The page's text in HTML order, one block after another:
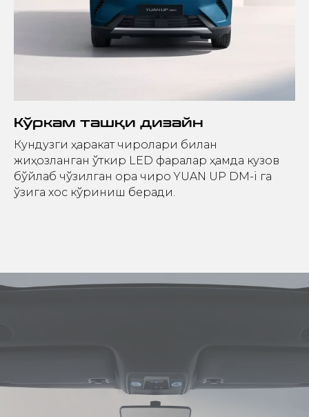
Кўркам ташқи дизайн
Кундузги ҳаракат чироқлари билан
жиҳозланган ўткир LED фаралар ҳамда кузов
бўйлаб чўзилган орқа чироқ YUAN UP DM-i га
ўзига хос кўриниш беради.